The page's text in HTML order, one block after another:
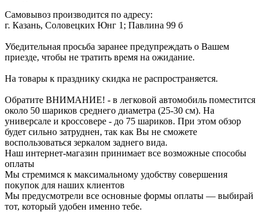
Самовывоз производится по адресу:
г. Казань, Соловецких Юнг 1; Павлина 99 б
Убедительная просьба заранее предупреждать о Вашем
приезде, чтобы не тратить время на ожидание.
На товары к празднику скидка не распространяется.
Обратите ВНИМАНИЕ! - в легковой автомобиль поместится
около 50 шариков среднего диаметра (25-30 см). На
универсале и кроссовере - до 75 шариков. При этом обзор
будет сильно затруднен, так как Вы не сможете
воспользоваться зеркалом заднего вида.
Наш интернет-магазин принимает все возможные способы
оплаты
Мы стремимся к максимальному удобству совершения
покупок для наших клиентов
Мы предусмотрели все основные формы оплаты — выбирай
тот, который удобен именно тебе.